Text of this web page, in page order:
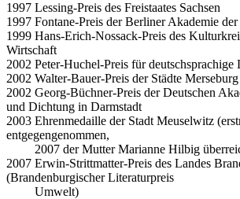
1997 Lessing-Preis des Freistaates Sachsen
1997 Fontane-Preis der Berliner Akademie
1999 Hans-Erich-Nossack-Preis des
Wirtschaft
2002 Peter-Huchel-Preis für deutschsprachige
2002 Walter-Bauer-Preis der Städte
2002 Georg-Büchner-Preis der Deutschen
und Dichtung in Darmstadt
2003 Ehrenmedaille der Stadt Meuselwitz
entgegengenommen,
2007 der Mutter Marianne Hilbig
2007 Erwin-Strittmatter-Preis des Landes
(Brandenburgischer Literaturpreis
Umwelt)